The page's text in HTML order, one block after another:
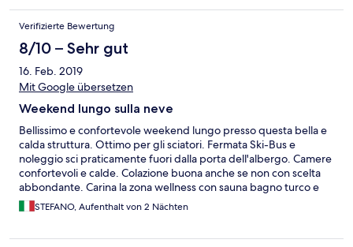
Verifizierte Bewertung
8/10 – Sehr gut
16. Feb. 2019
Mit Google übersetzen
Weekend lungo sulla neve
Bellissimo e confortevole weekend lungo presso questa bella e
calda struttura. Ottimo per gli sciatori. Fermata Ski-Bus e
noleggio sci praticamente fuori dalla porta dell'albergo. Camere
confortevoli e calde. Colazione buona anche se non con scelta
abbondante. Carina la zona wellness con sauna bagno turco e
altre cosette. In generale manca però uno spazio per i bimbi.
Non mi risulta esserci né sala giochi né una piscinetta...Peccato!
STEFANO, Aufenthalt von 2 Nächten